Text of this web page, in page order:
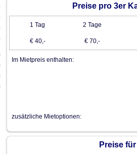
Preise pro 3er
1 Tag 2 Tage
€ 40,- € 70,-
Im Mietpreis enthalten:
zusätzliche Mietoptionen:
Preise